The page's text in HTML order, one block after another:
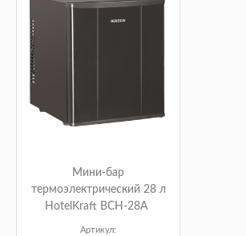
Мини-бар
термоэлектрический 28 л
HotelKraft BCH-28A
Артикул: